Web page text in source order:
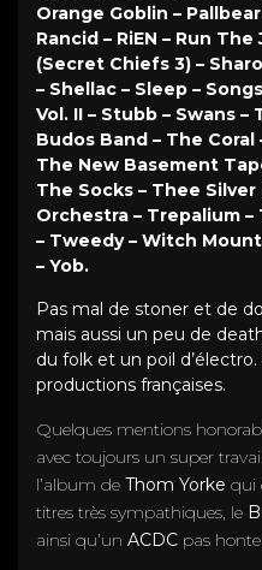
Orange Goblin –
Rancid – RiEN – Run
(Secret Chiefs 3) –
– Shellac – Sleep –
Vol. II – Stubb – Swans –
Budos Band – The
The New Basement
The Socks – Thee
Orchestra – Trepalium
– Tweedy – Witch
– Yob.
Pas mal de stoner et de
mais aussi un peu de
du folk et un poil
productions françaises.
Quelques mentions
avec toujours un super
l’album de Thom Yorke qui
titres très sympathiques, le
ainsi qu’un ACDC pas